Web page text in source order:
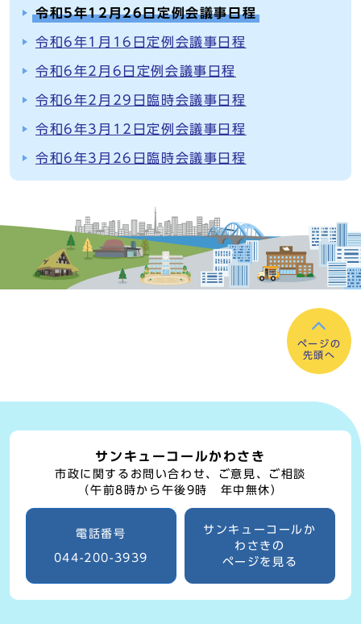
令和5年12月26日定例会議事日程
令和6年1月16日定例会議事日程
令和6年2月6日定例会議事日程
令和6年2月29日臨時会議事日程
令和6年3月12日定例会議事日程
令和6年3月26日臨時会議事日程
ページの
先頭へ
サンキューコールかわさき
市政に関するお問い合わせ、ご意見、ご相談
（午前8時から午後9時 年中無休）
電話番号
044-200-3939
サンキューコールか
わさきの
ページを見る